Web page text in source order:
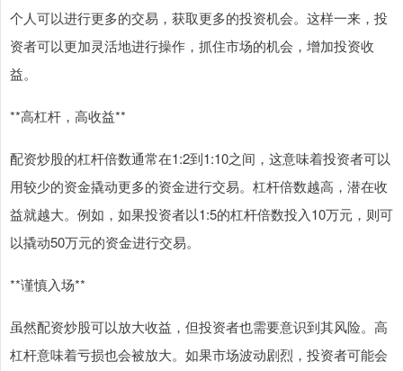
个人可以进行更多的交易，获取更多的投资机会。这样一来，投
资者可以更加灵活地进行操作，抓住市场的机会，增加投资收
益。
**高杠杆，高收益**
配资炒股的杠杆倍数通常在1:2到1:10之间，这意味着投资者可以
用较少的资金撬动更多的资金进行交易。杠杆倍数越高，潜在收
益就越大。例如，如果投资者以1:5的杠杆倍数投入10万元，则可
以撬动50万元的资金进行交易。
**谨慎入场**
虽然配资炒股可以放大收益，但投资者也需要意识到其风险。高
杠杆意味着亏损也会被放大。如果市场波动剧烈，投资者可能会